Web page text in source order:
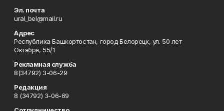
Эл. почта
ural_bel@mail.ru
Адрес
Республика Башкортостан, город Белорецк, ул. 50 лет
Октября, 55/1
Рекламная служба
8(34792) 3-06-29
Редакция
8 (34792) 3-06-69